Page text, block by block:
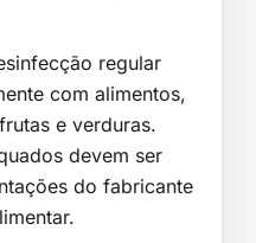
regular
com alimentos,
e verduras.
devem ser
do fabricante